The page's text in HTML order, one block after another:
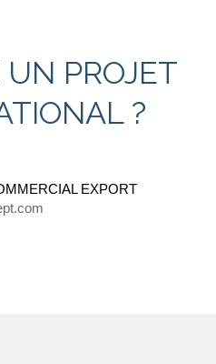
PROJET
?
EXPORT